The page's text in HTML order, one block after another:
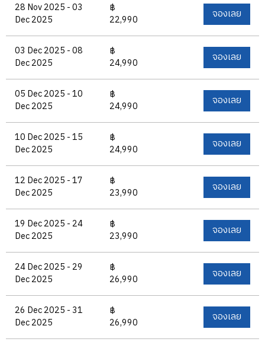
28 Nov 2025 - 03
Dec 2025
฿
22,990
จองเลย
03 Dec 2025 - 08
Dec 2025
฿
24,990
จองเลย
05 Dec 2025 - 10
Dec 2025
฿
24,990
จองเลย
10 Dec 2025 - 15
Dec 2025
฿
24,990
จองเลย
12 Dec 2025 - 17
Dec 2025
฿
23,990
จองเลย
19 Dec 2025 - 24
Dec 2025
฿
23,990
จองเลย
24 Dec 2025 - 29
Dec 2025
฿
26,990
จองเลย
26 Dec 2025 - 31
Dec 2025
฿
26,990
จองเลย